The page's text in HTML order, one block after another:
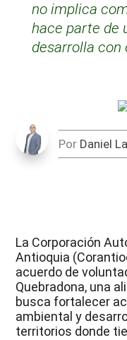
no implica
hace parte de
desarrolla con
Por Daniel
La Corporación
Antioquia
acuerdo de
Quebradona, una
busca fortalecer
ambiental y
territorios donde